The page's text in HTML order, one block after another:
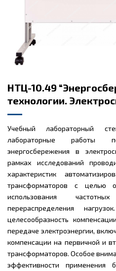
НТЦ-10.49
технологии.
Учебный лабораторный
лабораторные работы
энергосбережения в
рамках исследований
характеристик
трансформаторов с целью
использования
перераспределения
целесообразность
передаче электроэнергии,
компенсации на первичной и
трансформаторов. Особое
эффективности применения